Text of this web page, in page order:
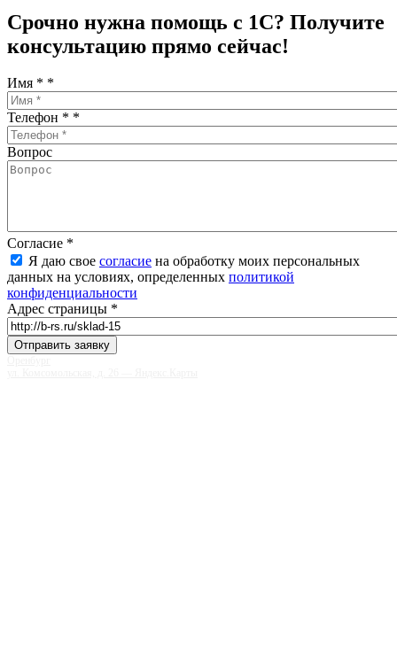
Срочно нужна помощь с 1С? Получите
консультацию прямо сейчас!
Имя * *
Телефон * *
Вопрос
Согласие *
Я даю свое согласие на обработку моих персональных
данных на условиях, определенных политикой
конфиденциальности
Адрес страницы *